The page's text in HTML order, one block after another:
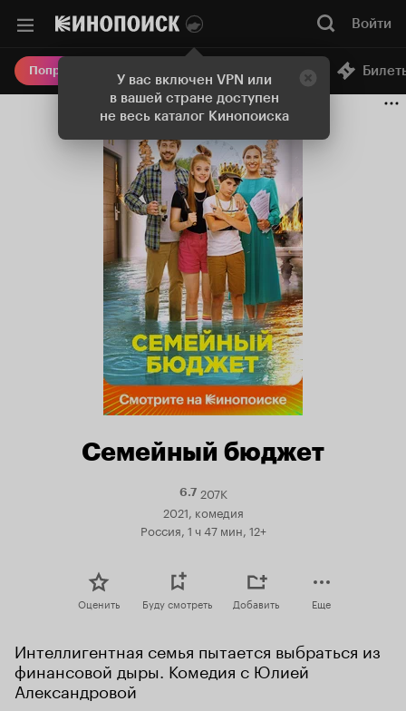
У вас включен VPN или
в вашей стране доступен
не весь каталог Кинопоиска
Войти
Попробовать Плюс Онлайн-кинотеатр
Семейный бюджет
6.7Рейтинг
Кинопоиска
6.7
207K
2021, комедия
Россия, 1 ч 47 мин, 12+
Оценить Буду смотреть Добавить Еще
Интеллигентная семья пытается выбраться из
финансовой дыры. Комедия с Юлией
Александровой